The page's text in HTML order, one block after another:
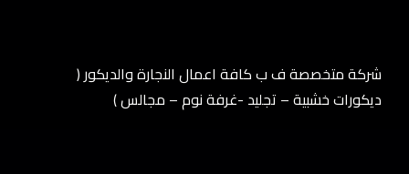
شركة متخصصة ف ب كافة اعمال النجارة والديكور (
ديكورات خشبية – تجليد -غرفة نوم – مجالس )